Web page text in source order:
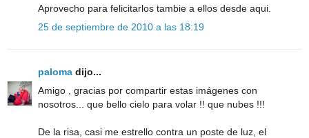
Aprovecho para felicitarlos tambie a ellos desde aqui.
25 de septiembre de 2010 a las 18:19
paloma dijo...
Amigo , gracias por compartir estas imágenes con
nosotros... que bello cielo para volar !! que nubes !!!
De la risa, casi me estrello contra un poste de luz, el